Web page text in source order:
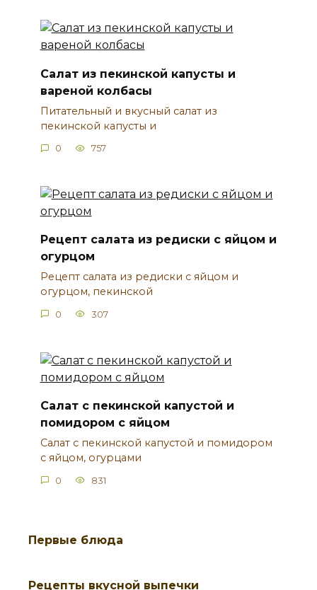
Салат из пекинской капусты и
вареной колбасы
Питательный и вкусный салат из
пекинской капусты и
0 757
Рецепт салата из редиски с яйцом и
огурцом
Рецепт салата из редиски с яйцом и
огурцом, пекинской
0 307
Салат с пекинской капустой и
помидором с яйцом
Салат с пекинской капустой и помидором
с яйцом, огурцами
0 831
Первые блюда
Рецепты вкусной выпечки